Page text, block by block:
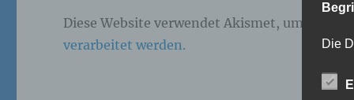
Diese Website verwendet Akismet, um Spam
verarbeitet werden.
Die